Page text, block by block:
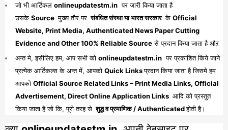
जो भी आर्टिकल onlineupdatestm.in पर जारी किया जाता है
उसके Source मुख्य तौर पर संबंधित संस्था या भारत सरकार के Official
Website, Print Media, Authenticated News Paper Cutting
Evidence and Other 100% Reliable Sourceसे प्रदान किया जाता है औऱ
अन्त मे, इसीलिए हम, आप सभी को onlineupdatestm.in पर प्रकाशित किये जाने
प्रत्येक आर्टिकल्स के अन्त में, आपको Quick Linksप्रदान किया जाता है जिसमे हम
आपको Official Source Related Links – Print Media Links, Official
Advertisement, Direct Online Application Links आदि को प्रस्तुत
किया जाता है जो कि, पूरी तरह से शुद्ध व प्रमाणिक / Authenticatedहोती है।